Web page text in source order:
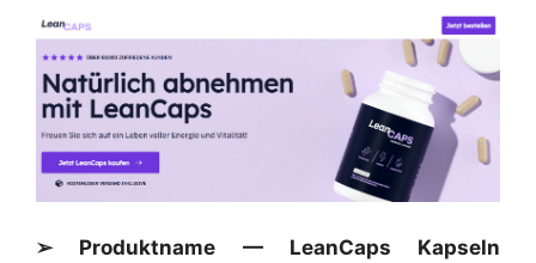
➢ Produktname — LeanCaps Kapseln